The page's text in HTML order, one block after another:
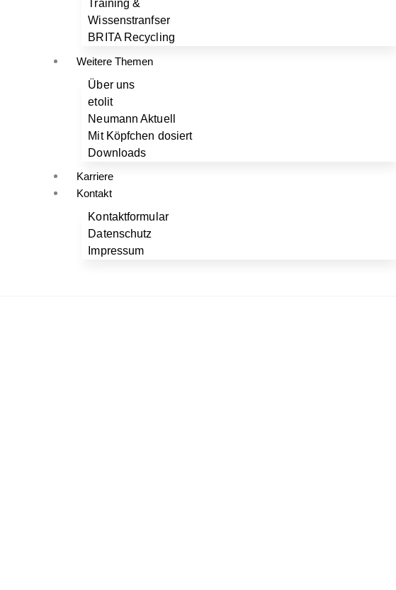
Training &
Wissenstranfser
BRITA Recycling
Weitere Themen
Über uns
etolit
Neumann Aktuell
Mit Köpfchen dosiert
Downloads
Karriere
Kontakt
Kontaktformular
Datenschutz
Impressum